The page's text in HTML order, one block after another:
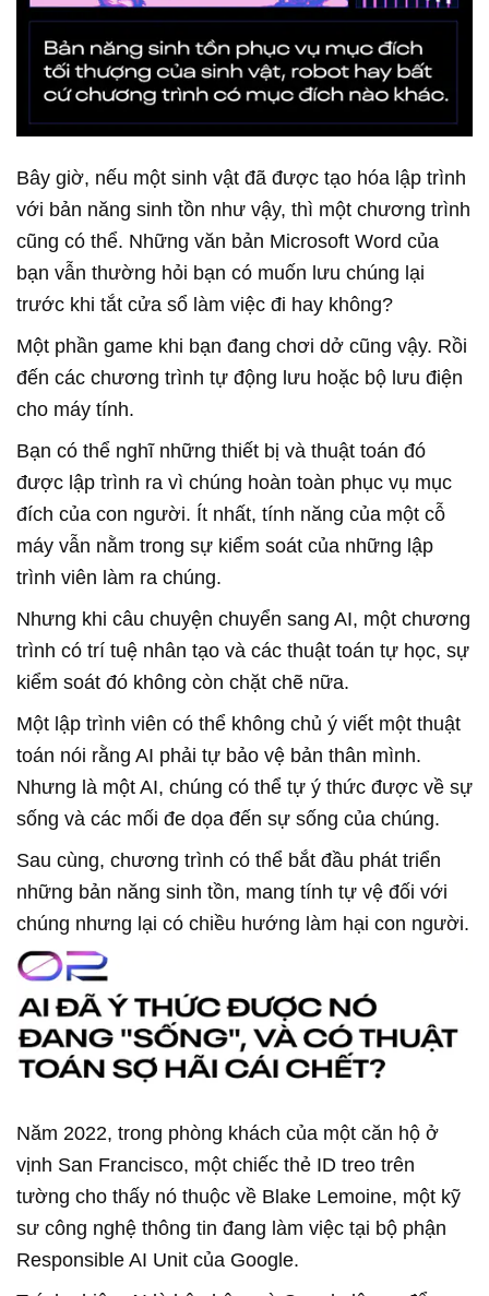
Bây giờ, nếu một sinh vật đã được tạo hóa lập trình
với bản năng sinh tồn như vậy, thì một chương trình
cũng có thể. Những văn bản Microsoft Word của
bạn vẫn thường hỏi bạn có muốn lưu chúng lại
trước khi tắt cửa sổ làm việc đi hay không?
Một phần game khi bạn đang chơi dở cũng vậy. Rồi
đến các chương trình tự động lưu hoặc bộ lưu điện
cho máy tính.
Bạn có thể nghĩ những thiết bị và thuật toán đó
được lập trình ra vì chúng hoàn toàn phục vụ mục
đích của con người. Ít nhất, tính năng của một cỗ
máy vẫn nằm trong sự kiểm soát của những lập
trình viên làm ra chúng.
Nhưng khi câu chuyện chuyển sang AI, một chương
trình có trí tuệ nhân tạo và các thuật toán tự học, sự
kiểm soát đó không còn chặt chẽ nữa.
Một lập trình viên có thể không chủ ý viết một thuật
toán nói rằng AI phải tự bảo vệ bản thân mình.
Nhưng là một AI, chúng có thể tự ý thức được về sự
sống và các mối đe dọa đến sự sống của chúng.
Sau cùng, chương trình có thể bắt đầu phát triển
những bản năng sinh tồn, mang tính tự vệ đối với
chúng nhưng lại có chiều hướng làm hại con người.
Năm 2022, trong phòng khách của một căn hộ ở
vịnh San Francisco, một chiếc thẻ ID treo trên
tường cho thấy nó thuộc về Blake Lemoine, một kỹ
sư công nghệ thông tin đang làm việc tại bộ phận
Responsible AI Unit của Google.